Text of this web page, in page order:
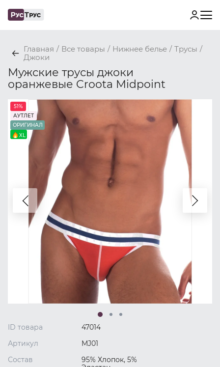
Главная / Все товары / Нижнее белье / Трусы /
Джоки
Мужские трусы джоки
оранжевые Croota Midpoint
51%
АУТЛЕТ
ОРИГИНАЛ
XL
ID товара
47014
Артикул
MJ01
Состав
95% Хлопок, 5%